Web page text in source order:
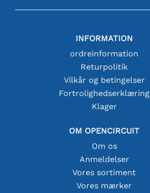
INFORMATION
ordreinformation
Returpolitik
Vilkår og betingelser
Fortrolighedserklæring
Klager
OM OPENCIRCUIT
Om os
Anmeldelser
Vores sortiment
Vores mærker